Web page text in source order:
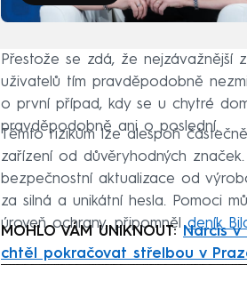
Přestože se zdá, že nejzávažnější
uživatelů tím pravděpodobně
o první případ, kdy se u chytré
pravděpodobně ani o poslední.
Těmto rizikům lze alespoň
zařízení od důvěryhodných
bezpečnostní aktualizace od
za silná a unikátní hesla. Pomoci
úroveň ochrany, připomněldeník
MOHLO VÁM UNIKNOUT: Narcis
chtěl pokračovat střelbou v